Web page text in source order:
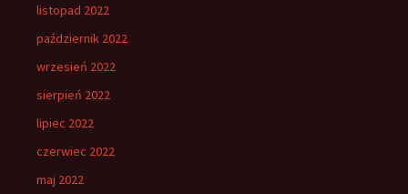
listopad 2022
październik 2022
wrzesień 2022
sierpień 2022
lipiec 2022
czerwiec 2022
maj 2022